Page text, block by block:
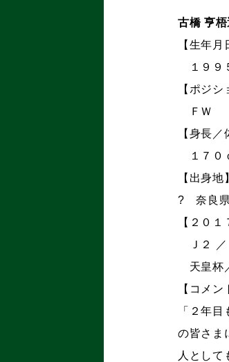
古橋 亨
【生年月
１９９
【ポジ
ＦＷ
【身長
１７０
【出身地】
? 奈良県
【２０
Ｊ２
天皇杯
【コメン
「２年
の皆さま
人として